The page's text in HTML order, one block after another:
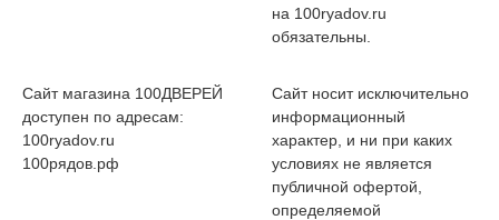
на 100ryadov.ru
обязательны.
Сайт магазина 100ДВЕРЕЙ
доступен по адресам:
100ryadov.ru
100рядов.рф
Сайт носит исключительно
информационный
характер, и ни при каких
условиях не является
публичной офертой,
определяемой